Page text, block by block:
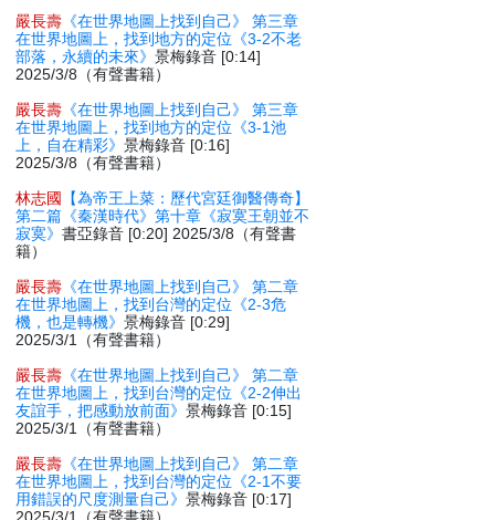
嚴長壽 《在世界地圖上找到自己》 第三章
在世界地圖上，找到地方的定位《3-2不老
部落，永續的未來》景梅錄音 [0:14]
2025/3/8（有聲書籍）
嚴長壽 《在世界地圖上找到自己》 第三章
在世界地圖上，找到地方的定位《3-1池
上，自在精彩》景梅錄音 [0:16]
2025/3/8（有聲書籍）
林志國
【為帝王上菜：歷代宮廷御醫傳奇】
第二篇《秦漢時代》第十章《寂寞王朝並不
寂寞》書亞錄音 [0:20] 2025/3/8（有聲書
籍）
嚴長壽 《在世界地圖上找到自己》 第二章
在世界地圖上，找到台灣的定位《2-3危
機，也是轉機》景梅錄音 [0:29]
2025/3/1（有聲書籍）
嚴長壽 《在世界地圖上找到自己》 第二章
在世界地圖上，找到台灣的定位《2-2伸出
友誼手，把感動放前面》景梅錄音 [0:15]
2025/3/1（有聲書籍）
嚴長壽 《在世界地圖上找到自己》 第二章
在世界地圖上，找到台灣的定位《2-1不要
用錯誤的尺度測量自己》景梅錄音 [0:17]